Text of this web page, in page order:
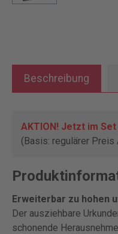
Beschreibung
AKTION! Jetzt im
(Basis: regulärer
Erweiterbar zu hohen
Der ausziehbare
schonende